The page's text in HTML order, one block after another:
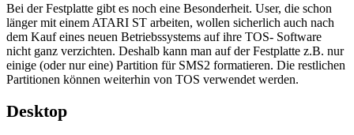
Bei der Festplatte gibt es noch eine Besonderheit. User, die schon
länger mit einem ATARI ST arbeiten, wollen sicherlich auch nach
dem Kauf eines neuen Betriebssystems auf ihre TOS- Software
nicht ganz verzichten. Deshalb kann man auf der Festplatte z.B. nur
einige (oder nur eine) Partition für SMS2 formatieren. Die restlichen
Partitionen können weiterhin von TOS verwendet werden.
Desktop